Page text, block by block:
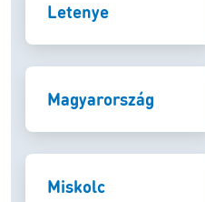
Letenye
Magyarország
Miskolc